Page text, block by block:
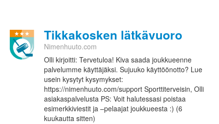
Tikkakosken lätkävuoro
Nimenhuuto.com
Olli kirjoitti: Tervetuloa! Kiva saada joukkueenne
palvelumme käyttäjäksi. Sujuuko käyttöönotto? Lue
usein kysytyt kysymykset:
https://nimenhuuto.com/support Sporttiterveisin, Olli
asiakaspalvelusta PS: Voit halutessasi poistaa
esimerkkiviestit ja –pelaajat joukkueesta :) (6
kuukautta sitten)